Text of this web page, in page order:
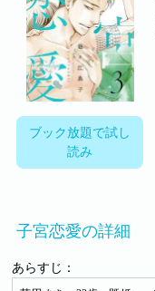
ブック放題で試し
読み
子宮恋愛の詳細
あらすじ：